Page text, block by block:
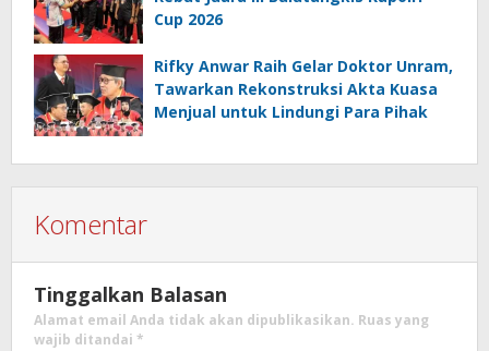
Cup 2026
Rifky Anwar Raih Gelar Doktor Unram,
Tawarkan Rekonstruksi Akta Kuasa
Menjual untuk Lindungi Para Pihak
Komentar
Tinggalkan Balasan
Alamat email Anda tidak akan dipublikasikan. Ruas yang
wajib ditandai *